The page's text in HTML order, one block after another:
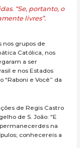
“Se, portanto, o
livres”.
nos grupos de
Católica, nos
a ser
e nos Estados
e Você” da
de Regis Castro
de S. João: “E
na
conhecereis a